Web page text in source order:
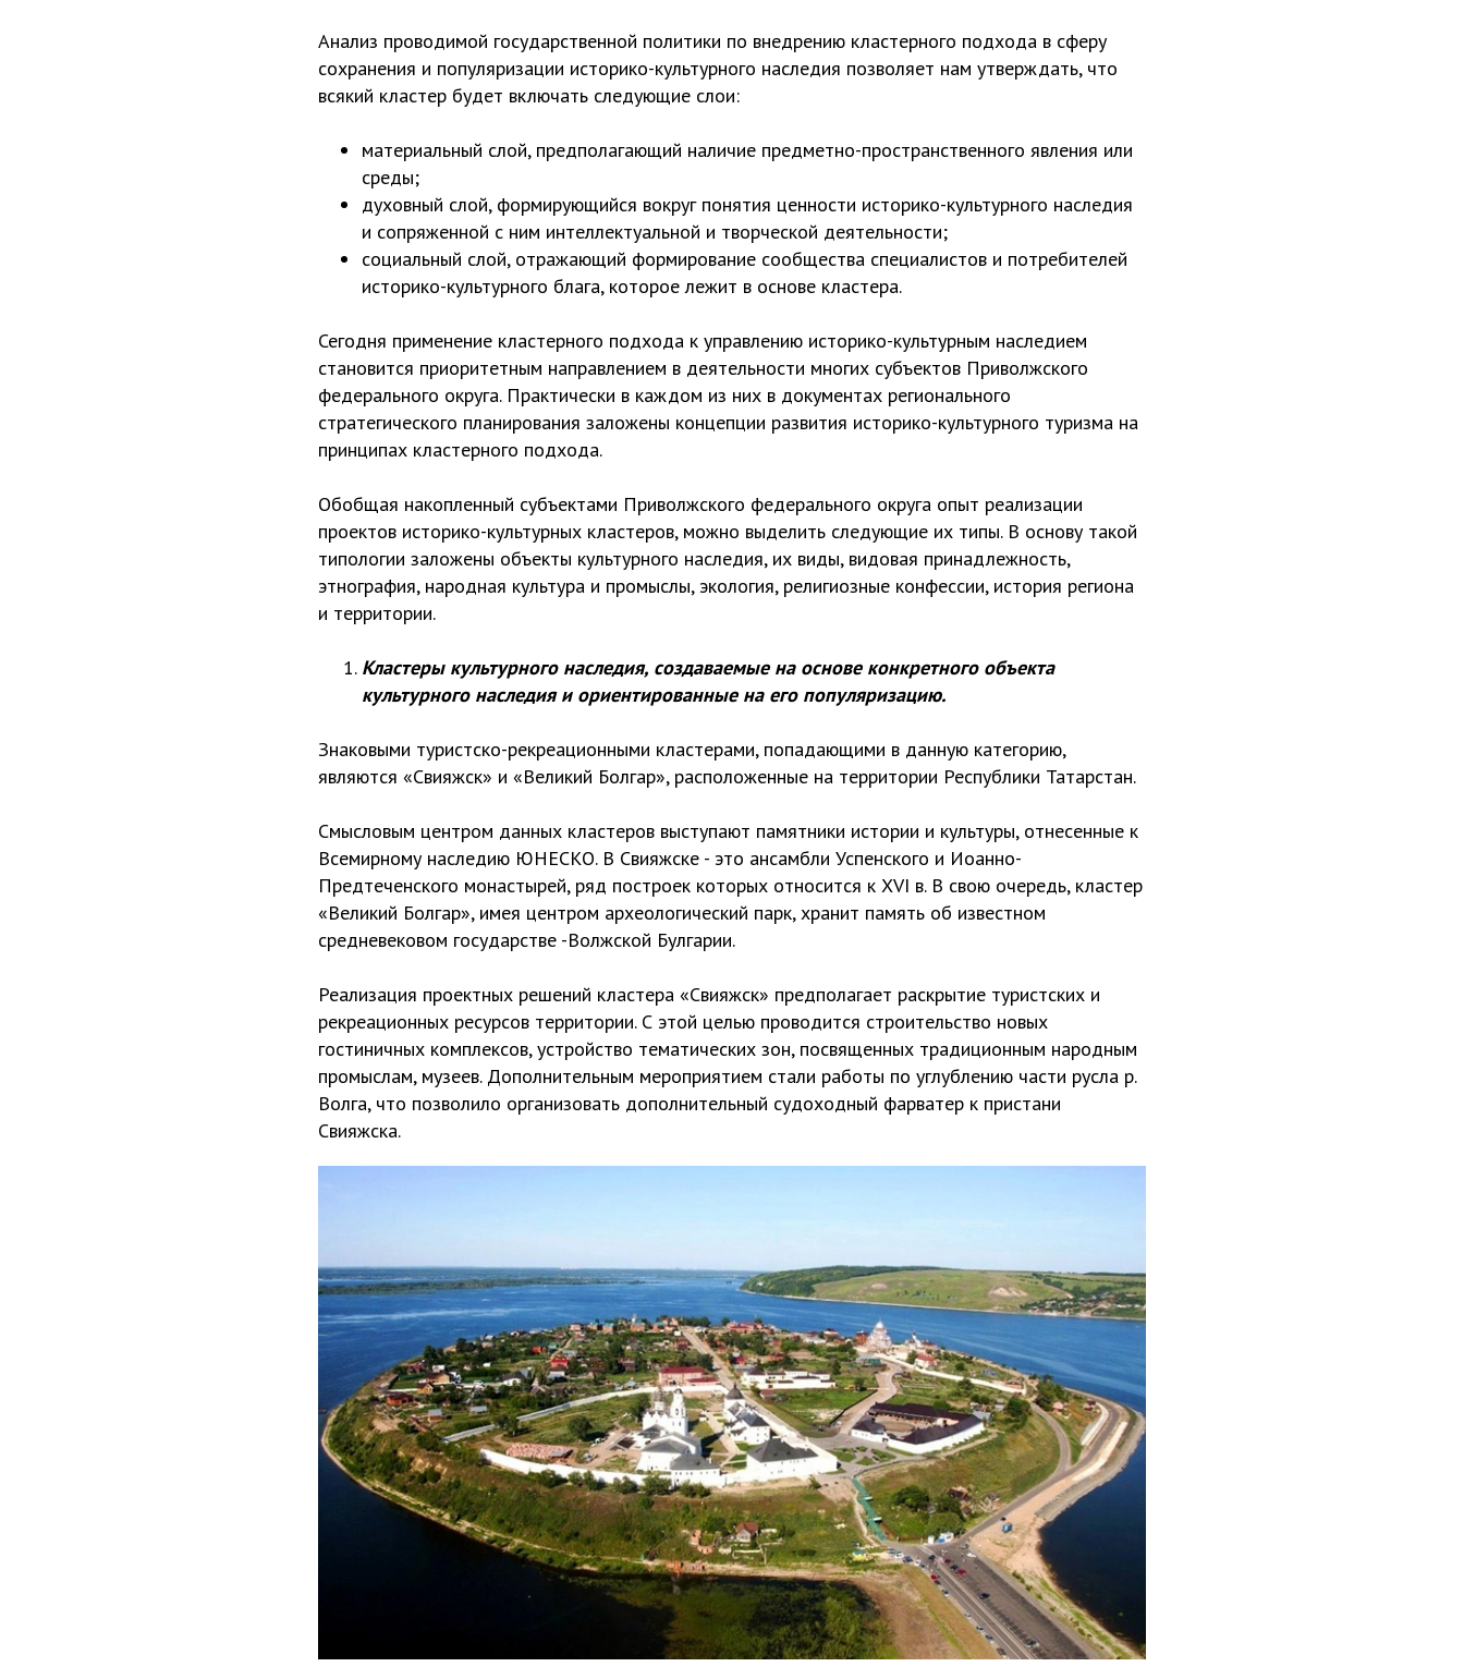
Анализ проводимой государственной политики по внедрению кластерного подхода в сферу
сохранения и популяризации историко-культурного наследия позволяет нам утверждать, что
всякий кластер будет включать следующие слои:
материальный слой, предполагающий наличие предметно-пространственного явления или
среды;
духовный слой, формирующийся вокруг понятия ценности историко-культурного наследия
и сопряженной с ним интеллектуальной и творческой деятельности;
социальный слой, отражающий формирование сообщества специалистов и потребителей
историко-культурного блага, которое лежит в основе кластера.
Сегодня применение кластерного подхода к управлению историко-культурным наследием
становится приоритетным направлением в деятельности многих субъектов Приволжского
федерального округа. Практически в каждом из них в документах регионального
стратегического планирования заложены концепции развития историко-культурного туризма на
принципах кластерного подхода.
Обобщая накопленный субъектами Приволжского федерального округа опыт реализации
проектов историко-культурных кластеров, можно выделить следующие их типы. В основу такой
типологии заложены объекты культурного наследия, их виды, видовая принадлежность,
этнография, народная культура и промыслы, экология, религиозные конфессии, история региона
и территории.
Кластеры культурного наследия, создаваемые на основе конкретного объекта
культурного наследия и ориентированные на его популяризацию.
Знаковыми туристско-рекреационными кластерами, попадающими в данную категорию,
являются «Свияжск» и «Великий Болгар», расположенные на территории Республики Татарстан.
Смысловым центром данных кластеров выступают памятники истории и культуры, отнесенные к
Всемирному наследию ЮНЕСКО. В Свияжске - это ансамбли Успенского и Иоанно-
Предтеченского монастырей, ряд построек которых относится к XVI в. В свою очередь, кластер
«Великий Болгар», имея центром археологический парк, хранит память об известном
средневековом государстве -Волжской Булгарии.
Реализация проектных решений кластера «Свияжск» предполагает раскрытие туристских и
рекреационных ресурсов территории. С этой целью проводится строительство новых
гостиничных комплексов, устройство тематических зон, посвященных традиционным народным
промыслам, музеев. Дополнительным мероприятием стали работы по углублению части русла р.
Волга, что позволило организовать дополнительный судоходный фарватер к пристани
Свияжска.